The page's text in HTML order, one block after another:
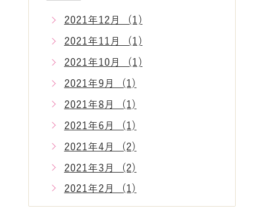
2021年12月 (1)
2021年11月 (1)
2021年10月 (1)
2021年9月 (1)
2021年8月 (1)
2021年6月 (1)
2021年4月 (2)
2021年3月 (2)
2021年2月 (1)